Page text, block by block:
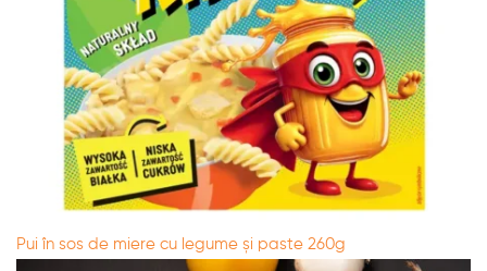
Pui în sos de miere cu legume și paste 260g